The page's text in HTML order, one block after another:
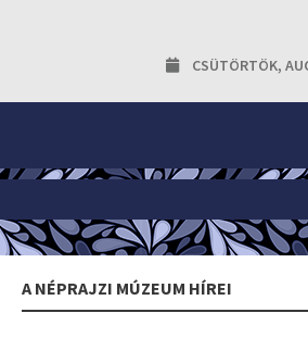
CSÜTÖRTÖK,
A NÉPRAJZI MÚZEUM HÍREI